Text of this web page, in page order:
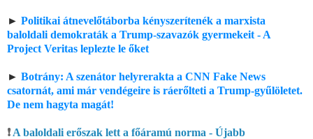
► Politikai átnevelőtáborba kényszerítenék a marxista
baloldali demokraták a Trump-szavazók gyermekeit - A
Project Veritas leplezte le őket
► Botrány: A szenátor helyrerakta a CNN Fake News
csatornát, ami már vendégeire is ráerőlteti a Trump-gyűlöletet.
De nem hagyta magát!
❗ A baloldali erőszak lett a főáramú norma - Újabb